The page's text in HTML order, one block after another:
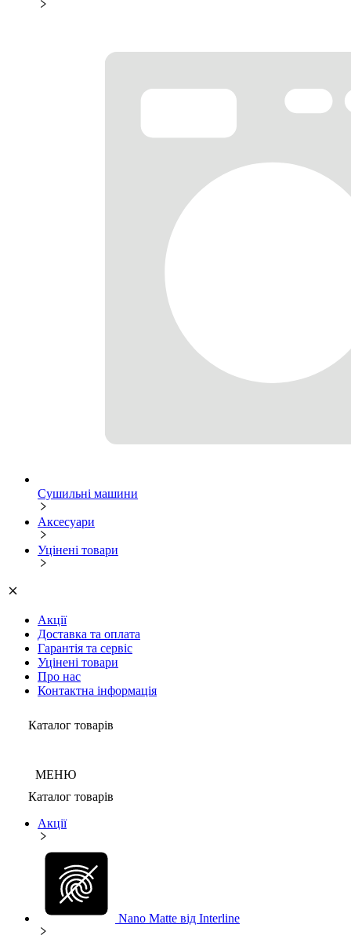
Сушильні машини
Аксесуари
Уцінені товари
Акції
Доставка та оплата
Гарантія та сервіс
Уцінені товари
Про нас
Контактна інформація
Каталог товарів
МЕНЮ
Каталог товарів
Акції
Nano Matte від Interline